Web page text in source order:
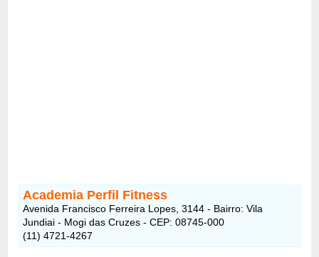
Academia Perfil Fitness
Avenida Francisco Ferreira Lopes, 3144 - Bairro: Vila
Jundiai - Mogi das Cruzes - CEP: 08745-000
(11) 4721-4267